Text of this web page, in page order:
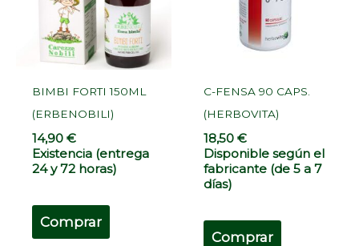
BIMBI FORTI 150ML
(ERBENOBILI)
14,90€
Existencia (entrega
24 y 72 horas)
Comprar
C-FENSA 90 CAPS.
(HERBOVITA)
18,50€
Disponible según el
fabricante (de 5 a 7
días)
Comprar